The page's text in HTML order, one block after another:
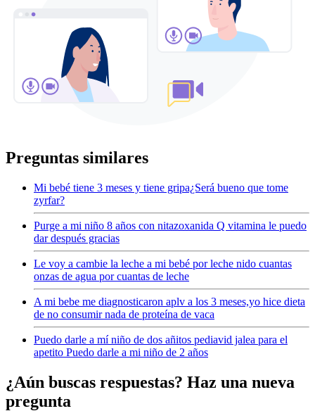
Preguntas similares
Mi bebé tiene 3 meses y tiene gripa¿Será bueno que tome
zyrfar?
Purge a mi niño 8 años con nitazoxanida Q vitamina le puedo
dar después gracias
Le voy a cambie la leche a mi bebé por leche nido cuantas
onzas de agua por cuantas de leche
A mi bebe me diagnosticaron aplv a los 3 meses,yo hice dieta
de no consumir nada de proteína de vaca
Puedo darle a mí niño de dos añitos pediavid jalea para el
apetito Puedo darle a mi niño de 2 años
¿Aún buscas respuestas? Haz una nueva
pregunta